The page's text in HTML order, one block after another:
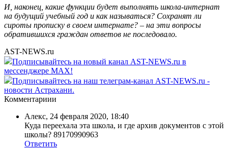
И, наконец, какие функции будет выполнять школа-интернат
на будущий учебный год и как называться? Сохранят ли
сироты прописку в своем интернате? – на эти вопросы
обратившихся граждан ответов не последовало.
AST-NEWS.ru
Подписывайтесь на новый канал AST-NEWS.ru в
мессенджере MAX!
Подписывайтесь на наш телеграм-канал AST-NEWS.ru -
новости Астрахани.
Комментариии
Алекс, 24 февраля 2020, 18:40
Куда переехала эта школа, и где архив документов с этой
школы? 89170990963
Ответить